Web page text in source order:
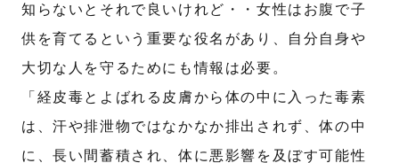
知らないとそれで良いけれど・・女性はお腹で子
供を育てるという重要な役名があり、自分自身や
大切な人を守るためにも情報は必要。
「経皮毒とよばれる皮膚から体の中に入った毒素
は、汗や排泄物ではなかなか排出されず、体の中
に、長い間蓄積され、体に悪影響を及ぼす可能性